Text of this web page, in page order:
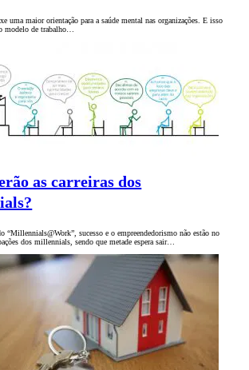
uma maior orientação para a saúde mental nas organizações. E isso
modelo de trabalho…
as carreiras dos
“Millennials@Work”, sucesso e o empreendedorismo não estão no
dos millennials, sendo que metade espera sair…